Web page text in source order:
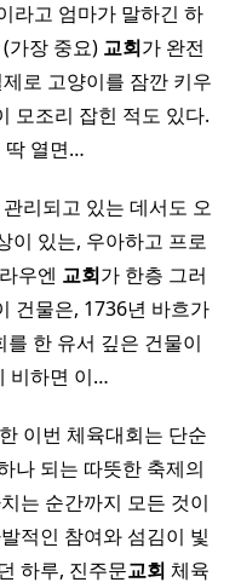
라고 엄마가 말하긴 하
가장 중요) 교회가 완전
로 고양이를 잠깐 키우
모조리 잡힌 적도 있다.
딱 열면…
리되고 있는 데서도 오
이 있는, 우아하고 프로
우엔 교회가 한층 그러
건물은, 1736년 바흐가
를 한 유서 깊은 건물이
비하면 이…
이번 체육대회는 단순
나 되는 따뜻한 축제의
는 순간까지 모든 것이
적인 참여와 섬김이 빛
하루, 진주문교회 체육